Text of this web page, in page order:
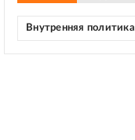
Внутренняя политика